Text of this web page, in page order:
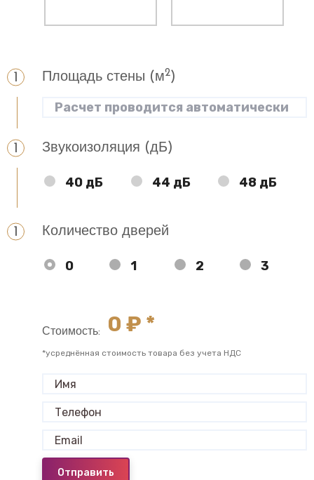
Площадь стены (м2)
Звукоизоляция (дБ)
40 дБ 44 дБ 48 дБ
Количество дверей
0 1 2 3
Стоимость: 0 ₽ *
*усреднённая стоимость товара без учета НДС
Отправить